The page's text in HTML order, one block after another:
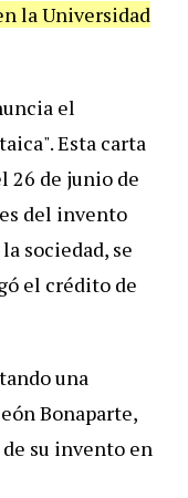
la Universidad
el
Esta carta
26 de junio de
del invento
sociedad, se
el crédito de
una
Bonaparte,
su invento en